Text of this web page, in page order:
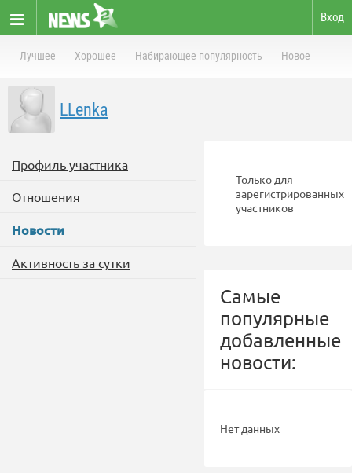
Вход
Лучшее Хорошее Набирающее популярность Новое
LLenka
Профиль участника
Отношения
Новости
Активность за сутки
Только для
зарегистрированных
участников
Самые
популярные
добавленные
новости:
Нет данных